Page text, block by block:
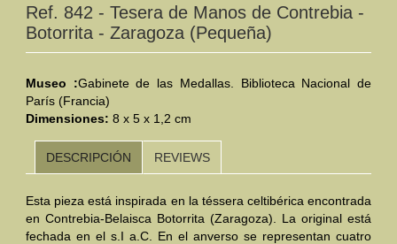
CATÁLOGO
Catálogo Completo
Clasificaciones
Mundo Romano
Mundo Íbero
Trabajos Especiales
Ref. 842 - Tesera de Manos de Contrebia -
Botorrita - Zaragoza (Pequeña)
Museo :Gabinete de las Medallas. Biblioteca Nacional de
París (Francia)
Dimensiones: 8 x 5 x 1,2 cm
DESCRIPCIÓN REVIEWS
Esta pieza está inspirada en la téssera celtibérica encontrada
en Contrebia-Belaisca Botorrita (Zaragoza). La original está
fechada en el s.I a.C. En el anverso se representan cuatro